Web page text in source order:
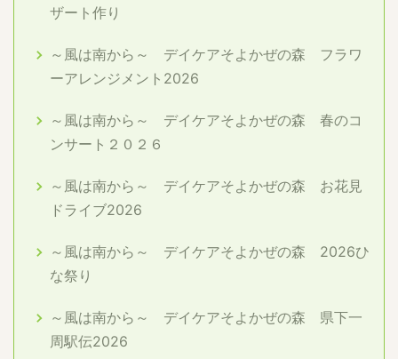
ザート作り
～風は南から～ デイケアそよかぜの森 フラワ
ーアレンジメント2026
～風は南から～ デイケアそよかぜの森 春のコ
ンサート２０２６
～風は南から～ デイケアそよかぜの森 お花見
ドライブ2026
～風は南から～ デイケアそよかぜの森 2026ひ
な祭り
～風は南から～ デイケアそよかぜの森 県下一
周駅伝2026